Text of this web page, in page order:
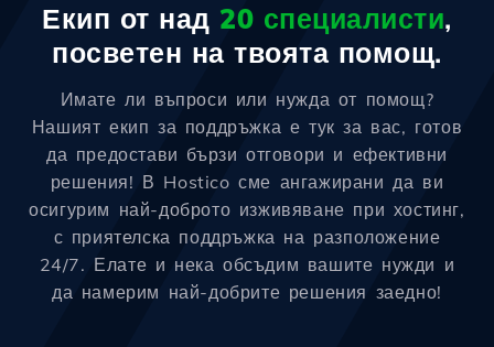
Екип от над 20 специалисти,
посветен на твоята помощ.
Имате ли въпроси или нужда от помощ?
Нашият екип за поддръжка е тук за вас, готов
да предостави бързи отговори и ефективни
решения! В Hostico сме ангажирани да ви
осигурим най-доброто изживяване при хостинг,
с приятелска поддръжка на разположение
24/7. Елате и нека обсъдим вашите нужди и
да намерим най-добрите решения заедно!